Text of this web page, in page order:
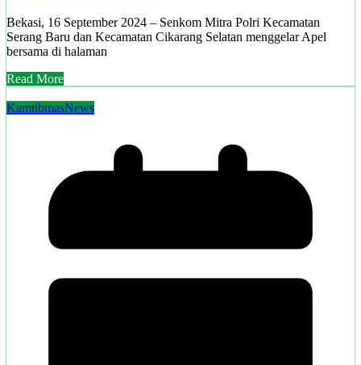
Bekasi, 16 September 2024 – Senkom Mitra Polri Kecamatan
Serang Baru dan Kecamatan Cikarang Selatan menggelar Apel
bersama di halaman
Read More
KamtibmasNews